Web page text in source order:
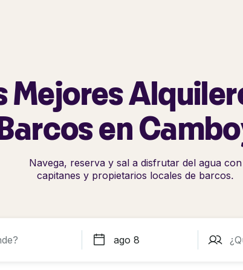
Mejores
en
Navega, reserva y sal a disfrutar del agua con
capitanes y propietarios locales de barcos.